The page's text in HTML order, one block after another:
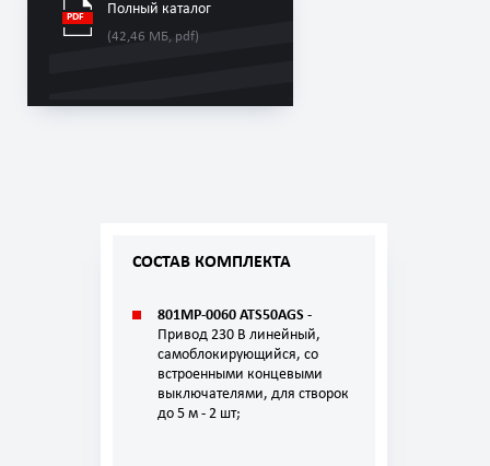
СОСТАВ КОМПЛЕКТА
801MP-0060 ATS50AGS-
Привод 230 В линейный,
самоблокирующийся, со
встроенными концевыми
выключателями, для створок
до 5 м - 2 шт;
Полный каталог
(42,46 МБ, pdf)